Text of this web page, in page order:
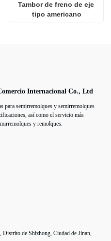
Tambor de freno de eje
tipo americano
Internacional Co., Ltd
para semirremolques y semirremolques
así como el servicio más
y remolques.
Distrito de Shizhong, Ciudad de Jinan,